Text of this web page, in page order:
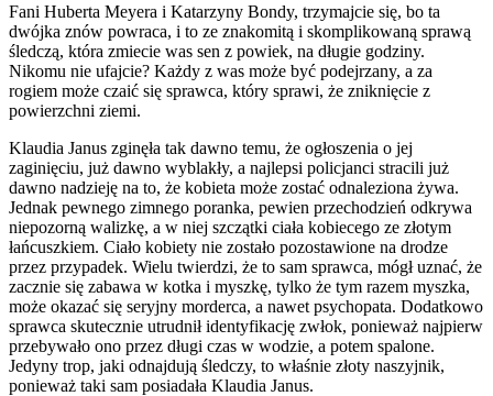
Fani Huberta Meyera i Katarzyny Bondy, trzymajcie się, bo ta
dwójka znów powraca, i to ze znakomitą i skomplikowaną sprawą
śledczą, która zmiecie was sen z powiek, na długie godziny.
Nikomu nie ufajcie? Każdy z was może być podejrzany, a za
rogiem może czaić się sprawca, który sprawi, że zniknięcie z
powierzchni ziemi.
Klaudia Janus zginęła tak dawno temu, że ogłoszenia o jej
zaginięciu, już dawno wyblakły, a najlepsi policjanci stracili już
dawno nadzieję na to, że kobieta może zostać odnaleziona żywa.
Jednak pewnego zimnego poranka, pewien przechodzień odkrywa
niepozorną walizkę, a w niej szczątki ciała kobiecego ze złotym
łańcuszkiem. Ciało kobiety nie zostało pozostawione na drodze
przez przypadek. Wielu twierdzi, że to sam sprawca, mógł uznać, że
zacznie się zabawa w kotka i myszkę, tylko że tym razem myszka,
może okazać się seryjny morderca, a nawet psychopata. Dodatkowo
sprawca skutecznie utrudnił identyfikację zwłok, ponieważ najpierw
przebywało ono przez długi czas w wodzie, a potem spalone.
Jedyny trop, jaki odnajdują śledczy, to właśnie złoty naszyjnik,
ponieważ taki sam posiadała Klaudia Janus.